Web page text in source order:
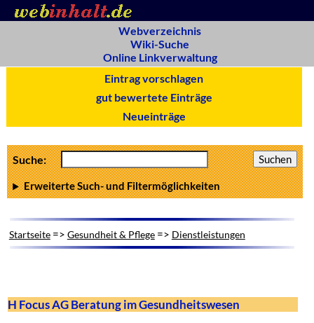
Webverzeichnis
Wiki-Suche
Online Linkverwaltung
Eintrag vorschlagen
gut bewertete Einträge
Neueinträge
Suche:
Erweiterte Such- und Filtermöglichkeiten
Startseite=> Gesundheit & Pflege=> Dienstleistungen
H Focus AG Beratung im Gesundheitswesen